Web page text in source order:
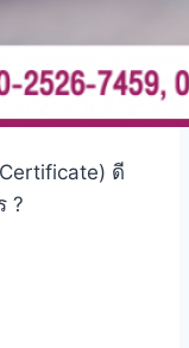
ดี
?